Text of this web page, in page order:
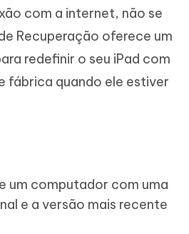
com a internet, não se
Recuperação oferece um
redefinir o seu iPad com
fábrica quando ele estiver
um computador com uma
e a versão mais recente